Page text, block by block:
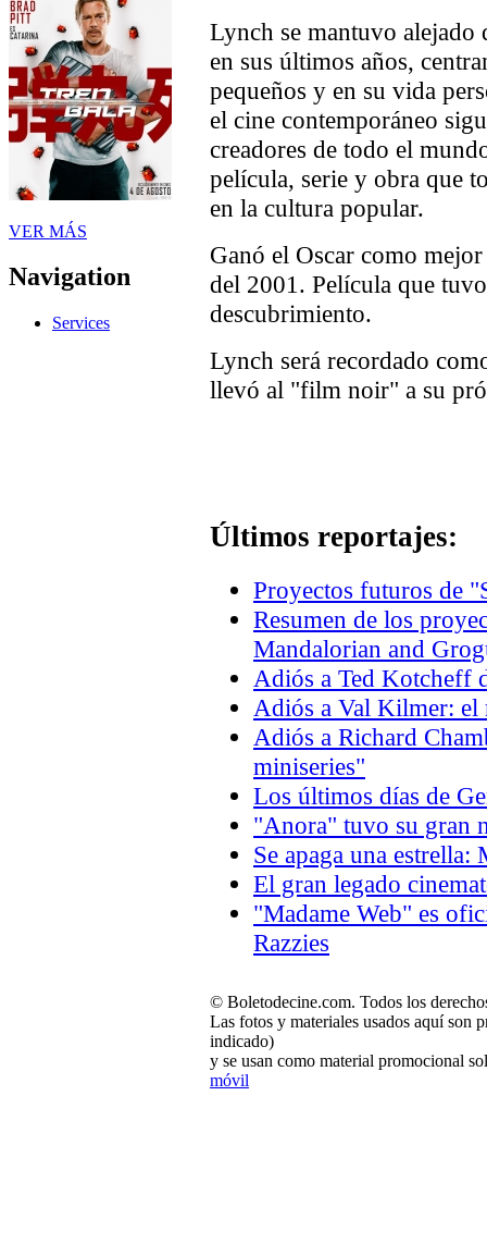
VER MÁS
Navigation
Services
Lynch se mantuvo
en sus últimos años,
pequeños y en su vida
el cine contemporáneo
creadores de todo el
película, serie y obra que
en la cultura popular.
Ganó el Oscar como
del 2001. Película que
descubrimiento.
Lynch será recordado
llevó al "film noir" a su
Últimos reportajes:
Proyectos futuros de
Resumen de los
Mandalorian and
Adiós a Ted Kotcheff
Adiós a Val Kilmer: el
Adiós a Richard
miniseries"
Los últimos días de
"Anora" tuvo su gran
Se apaga una
El gran legado
"Madame Web" es
Razzies
© Boletodecine.com. Todos los
Las fotos y materiales usados aquí son
indicado)
y se usan como material promocional
móvil